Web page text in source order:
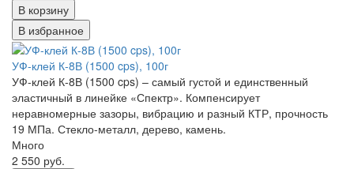
В корзину
В избранное
УФ-клей К-8В (1500 cps), 100г
УФ-клей К-8В (1500 cps) – самый густой и единственный
эластичный в линейке «Спектр». Компенсирует
неравномерные зазоры, вибрацию и разный КТР, прочность
19 МПа. Стекло-металл, дерево, камень.
Много
2 550 руб.